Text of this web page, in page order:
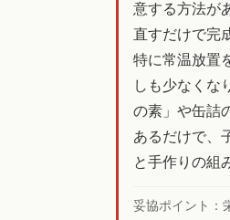
意する方法が
直すだけで完
特に常温放置
しも少なくな
の素」や缶詰
あるだけで、
と手作りの組
妥協ポイント：